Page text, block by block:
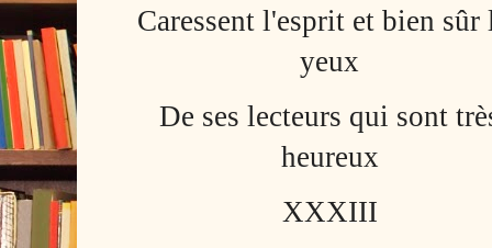
Caressent l'esprit et bien sûr
yeux
De ses lecteurs qui sont
heureux
XXXIII